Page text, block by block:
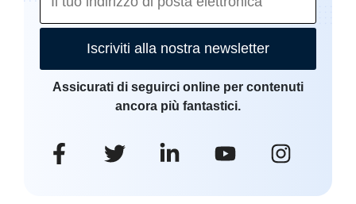
Iscriviti alla nostra newsletter
Assicurati di seguirci online per contenuti
ancora più fantastici.